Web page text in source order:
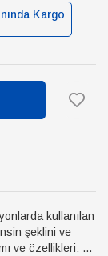
Kargo
kullanılan
şeklini ve
ve özellikleri: ...